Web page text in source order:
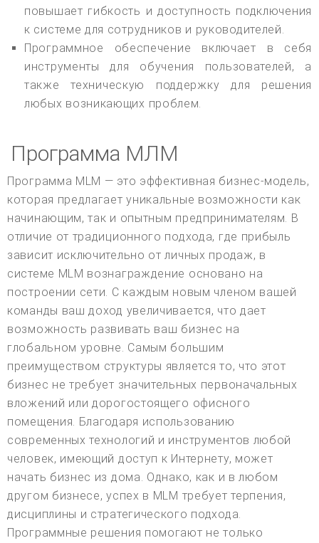
повышает гибкость и доступность подключения
к системе для сотрудников и руководителей.
Программное обеспечение включает в себя
инструменты для обучения пользователей, а
также техническую поддержку для решения
любых возникающих проблем.
Программа МЛМ
Программа MLM — это эффективная бизнес-модель,
которая предлагает уникальные возможности как
начинающим, так и опытным предпринимателям. В
отличие от традиционного подхода, где прибыль
зависит исключительно от личных продаж, в
системе MLM вознаграждение основано на
построении сети. С каждым новым членом вашей
команды ваш доход увеличивается, что дает
возможность развивать ваш бизнес на
глобальном уровне. Самым большим
преимуществом структуры является то, что этот
бизнес не требует значительных первоначальных
вложений или дорогостоящего офисного
помещения. Благодаря использованию
современных технологий и инструментов любой
человек, имеющий доступ к Интернету, может
начать бизнес из дома. Однако, как и в любом
другом бизнесе, успех в MLM требует терпения,
дисциплины и стратегического подхода.
Программные решения помогают не только